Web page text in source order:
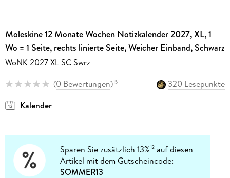
Moleskine 12 Monate Wochen Notizkalender 2027, XL, 1
Wo = 1 Seite, rechts linierte Seite, Weicher Einband, Schwarz
WoNK 2027 XL SC Swrz
(0 Bewertungen)15
320 Lesepunkte
Kalender
Sparen Sie zusätzlich 13%12 auf diesen
Artikel mit dem Gutscheincode:
SOMMER13